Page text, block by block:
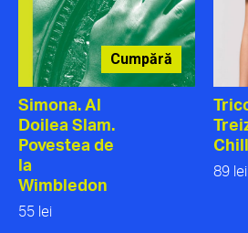
Cumpără
Simona. Al
Doilea Slam.
Povestea de
la
Wimbledon
55 lei
89 lei